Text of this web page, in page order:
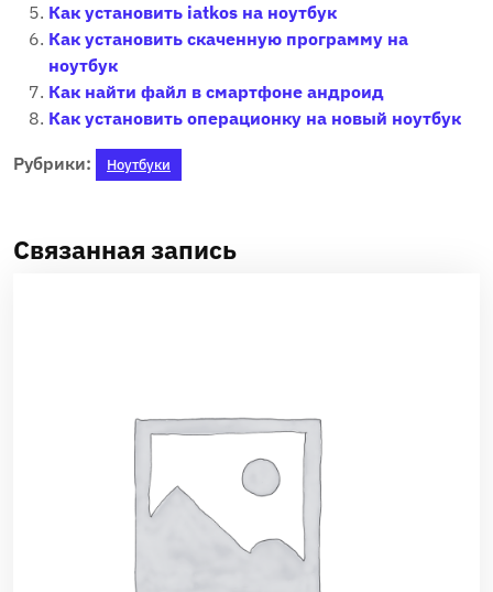
Как установить iatkos на ноутбук
Как установить скаченную программу на
ноутбук
Как найти файл в смартфоне андроид
Как установить операционку на новый ноутбук
Рубрики: Ноутбуки
Связанная запись